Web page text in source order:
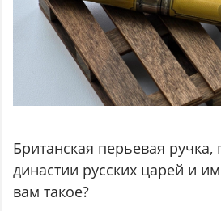
Британская перьевая
династии русских царей и
вам такое?